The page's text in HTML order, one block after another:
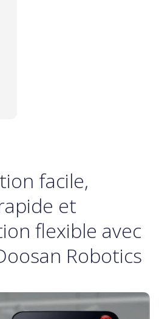
facile,
et
flexible avec
Robotics